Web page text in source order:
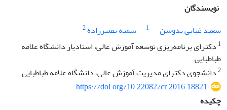
نویسندگان
سعید غیاثی ندوشن
1 سمیه نصیرزاده2
1 دکترای برنامه‌ریزی توسعه آموزش عالی، استادیار دانشگاه علامه
طباطبایی
2دانشجوی دکترای مدیریت آموزش عالی، دانشگاه علامه طباطبایی
https://doi.org/10.22082/cr.2016.18821
چکیده